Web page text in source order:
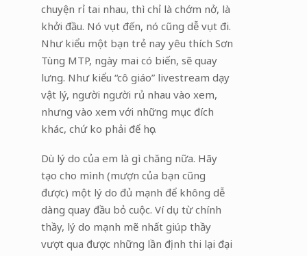
chuyện rỉ tai nhau, thì chỉ là chớm nở, là
khởi đầu. Nó vụt đến, nó cũng dễ vụt đi.
Như kiểu một bạn trẻ nay yêu thích Sơn
Tùng MTP, ngày mai có biến, sẽ quay
lưng. Như kiểu “cô giáo” livestream dạy
vật lý, người người rủ nhau vào xem,
nhưng vào xem với những mục đích
khác, chứ ko phải để học.
Dù lý do của em là gì chăng nữa. Hãy
tạo cho mình (mượn của bạn cũng
được) một lý do đủ mạnh để không dễ
dàng quay đầu bỏ cuộc. Ví dụ từ chính
thầy, lý do mạnh mẽ nhất giúp thầy
vượt qua được những lần định thi lại đại